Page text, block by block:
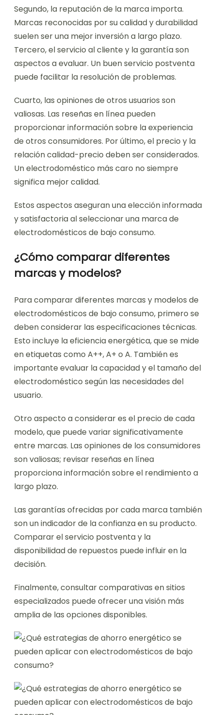
Segundo, la reputación de la marca importa.
Marcas reconocidas por su calidad y durabilidad
suelen ser una mejor inversión a largo plazo.
Tercero, el servicio al cliente y la garantía son
aspectos a evaluar. Un buen servicio postventa
puede facilitar la resolución de problemas.
Cuarto, las opiniones de otros usuarios son
valiosas. Las reseñas en línea pueden
proporcionar información sobre la experiencia
de otros consumidores. Por último, el precio y la
relación calidad-precio deben ser considerados.
Un electrodoméstico más caro no siempre
significa mejor calidad.
Estos aspectos aseguran una elección informada
y satisfactoria al seleccionar una marca de
electrodomésticos de bajo consumo.
¿Cómo comparar diferentes
marcas y modelos?
Para comparar diferentes marcas y modelos de
electrodomésticos de bajo consumo, primero se
deben considerar las especificaciones técnicas.
Esto incluye la eficiencia energética, que se mide
en etiquetas como A++, A+ o A. También es
importante evaluar la capacidad y el tamaño del
electrodoméstico según las necesidades del
usuario.
Otro aspecto a considerar es el precio de cada
modelo, que puede variar significativamente
entre marcas. Las opiniones de los consumidores
son valiosas; revisar reseñas en línea
proporciona información sobre el rendimiento a
largo plazo.
Las garantías ofrecidas por cada marca también
son un indicador de la confianza en su producto.
Comparar el servicio postventa y la
disponibilidad de repuestos puede influir en la
decisión.
Finalmente, consultar comparativas en sitios
especializados puede ofrecer una visión más
amplia de las opciones disponibles.